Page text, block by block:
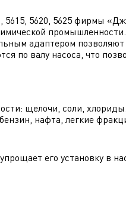
5615, 5620, 5625 фирмы
адаптером
по валу насоса, что
щелочи, соли, хлориды.
нафта, легкие
его установку в